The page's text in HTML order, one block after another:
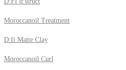
Moroccanoil Treatment
D:fi Matte Clay
Moroccanoil Curl